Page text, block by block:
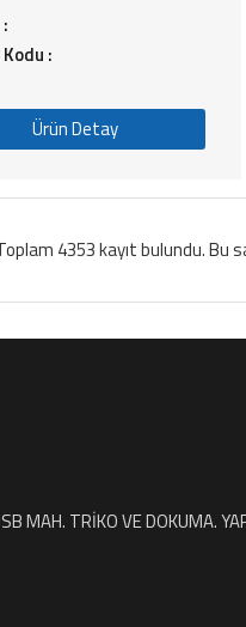
:
Ürün Detay
4353 kayıt bulundu. Bu
MAH. TRİKO VE DOKUMA.